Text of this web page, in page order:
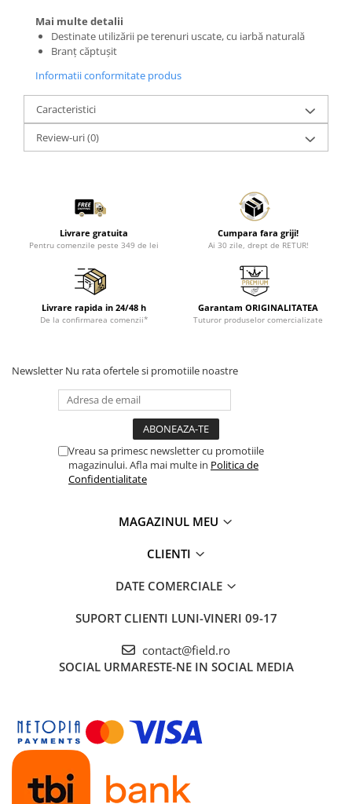
Mai multe detalii
Destinate utilizării pe terenuri uscate, cu iarbă naturală
Branț căptușit
Informatii conformitate produs
Caracteristici
Review-uri(0)
Livrare gratuita
Pentru comenzile peste 349 de lei
Cumpara fara griji!
Ai 30 zile, drept de RETUR!
Livrare rapida in 24/48 h
De la confirmarea comenzii*
Garantam ORIGINALITATEA
Tuturor produselor comercializate
Newsletter Nu rata ofertele si promotiile noastre
Vreau sa primesc newsletter cu promotiile
magazinului. Afla mai multe in Politica de
Confidentialitate
MAGAZINUL MEU
CLIENTI
DATE COMERCIALE
SUPORT CLIENTI LUNI-VINERI 09-17
contact@field.ro
SOCIAL URMARESTE-NE IN SOCIAL MEDIA